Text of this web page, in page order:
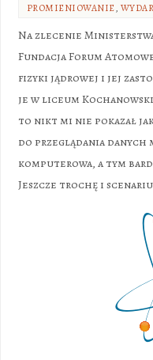
PROMIENIOWANIE,
Na zlecenie
Fundacja Forum
fizyki jądrowej i jej
je w liceum
to nikt mi nie pokazał
do przeglądania danych
komputerowa, a tym
Jeszcze trochę i